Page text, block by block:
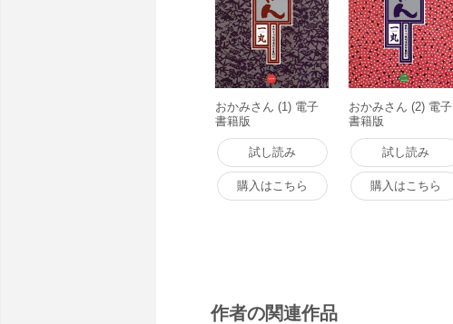
おかみさん (1) 電子
書籍版
試し読み
購入はこちら
おかみさん (2) 電子
書籍版
試し読み
購入はこちら
作者の関連作品